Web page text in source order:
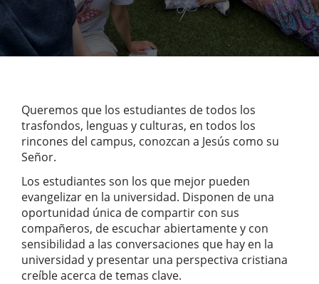
Queremos que los estudiantes de todos los
trasfondos, lenguas y culturas, en todos los
rincones del campus, conozcan a Jesús como su
Señor.
Los estudiantes son los que mejor pueden
evangelizar en la universidad. Disponen de una
oportunidad única de compartir con sus
compañeros, de escuchar abiertamente y con
sensibilidad a las conversaciones que hay en la
universidad y presentar una perspectiva cristiana
creíble acerca de temas clave.